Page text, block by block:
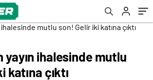
yayın ihalesinde mutlu
katına çıktı